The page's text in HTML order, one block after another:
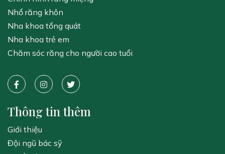
Nhổ răng khôn
Nha khoa tổng quát
Nha khoa trẻ em
Chăm sóc răng cho người cao tuổi
Thông tin thêm
Giới thiệu
Đội ngũ bác sỹ